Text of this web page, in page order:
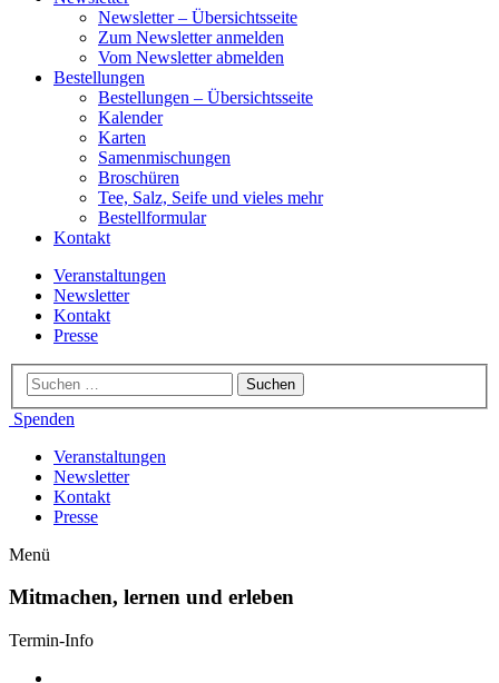
Newsletter – Übersichtsseite
Zum Newsletter anmelden
Vom Newsletter abmelden
Bestellungen
Bestellungen – Übersichtsseite
Kalender
Karten
Samenmischungen
Broschüren
Tee, Salz, Seife und vieles mehr
Bestellformular
Kontakt
Veranstaltungen
Newsletter
Kontakt
Presse
Spenden
Veranstaltungen
Newsletter
Kontakt
Presse
Menü
Mitmachen, lernen und erleben
Termin-Info